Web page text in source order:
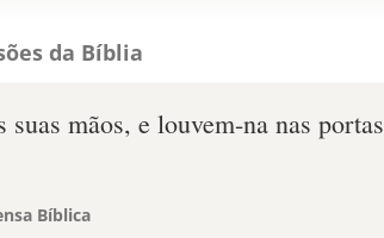
da Bíblia
mãos, e louvem-na nas portas
Bíblica